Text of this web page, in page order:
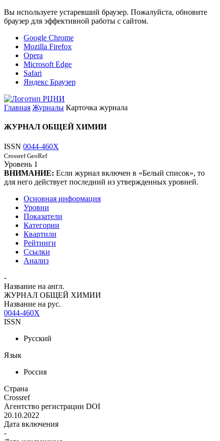
Вы используете устаревший браузер. Пожалуйста, обновите
браузер для эффективной работы с сайтом.
Google Chrome
Mozilla Firefox
Opera
Microsoft Edge
Safari
Яндекс Браузер
Главная Журналы Карточка журнала
ЖУРНАЛ ОБЩЕЙ ХИМИИ
ISSN 0044-460X
Crossref GeoRef
Уровень 1
ВНИМАНИЕ: Если журнал включен в «Белый список», то
для него действует последний из утвержденных уровней.
Основная информация
Уровни
Показатели
Категории
Квартили
Рейтинги
Ссылки
Анализ
-
Название на англ.
ЖУРНАЛ ОБЩЕЙ ХИМИИ
Название на рус.
0044-460X
ISSN
Русский
Язык
Россия
Страна
Crossref
Агентство регистрации DOI
20.10.2022
Дата включения
-